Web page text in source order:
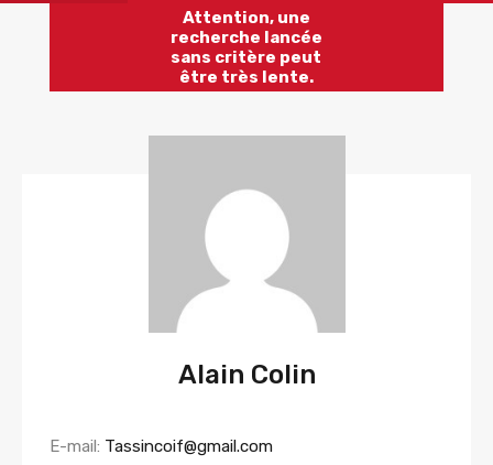
Attention, une
recherche lancée
sans critère peut
être très lente.
Alain Colin
E-mail: Tassincoif@gmail.com